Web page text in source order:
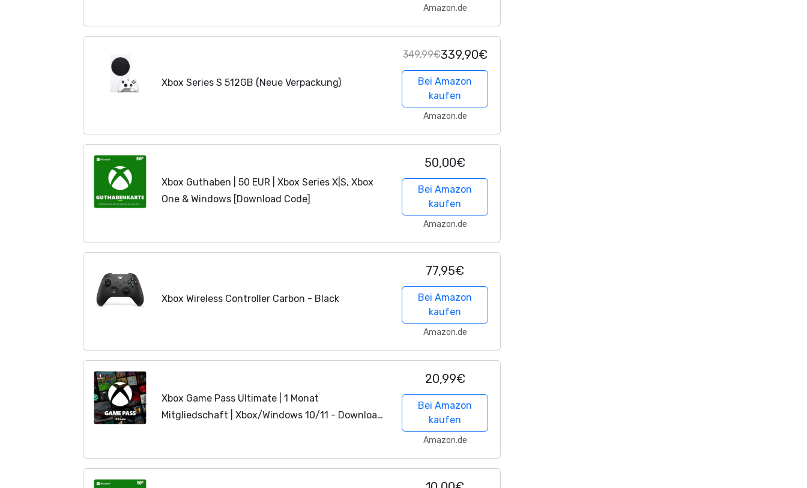
Amazon.de
Xbox Series S 512GB (Neue Verpackung)
349,99€339,90€
Bei Amazon
kaufen
Amazon.de
Xbox Guthaben | 50 EUR | Xbox Series X|S, Xbox
One & Windows [Download Code]
50,00€
Bei Amazon
kaufen
Amazon.de
Xbox Wireless Controller Carbon - Black
77,95€
Bei Amazon
kaufen
Amazon.de
Xbox Game Pass Ultimate | 1 Monat
Mitgliedschaft | Xbox/Windows 10/11 - Download
20,99€
Bei Amazon
kaufen
Amazon.de